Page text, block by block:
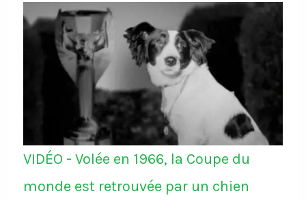
VIDÉO - Volée en 1966, la Coupe du
monde est retrouvée par un chien